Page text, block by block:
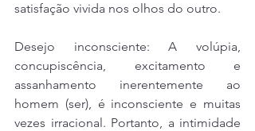
satisfação vivida nos olhos do outro.
Desejo inconsciente: A volúpia,
concupiscência, excitamento e
assanhamento inerentemente ao
homem (ser), é inconsciente e muitas
vezes irracional. Portanto, a intimidade